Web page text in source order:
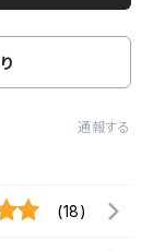
通報する
(18)